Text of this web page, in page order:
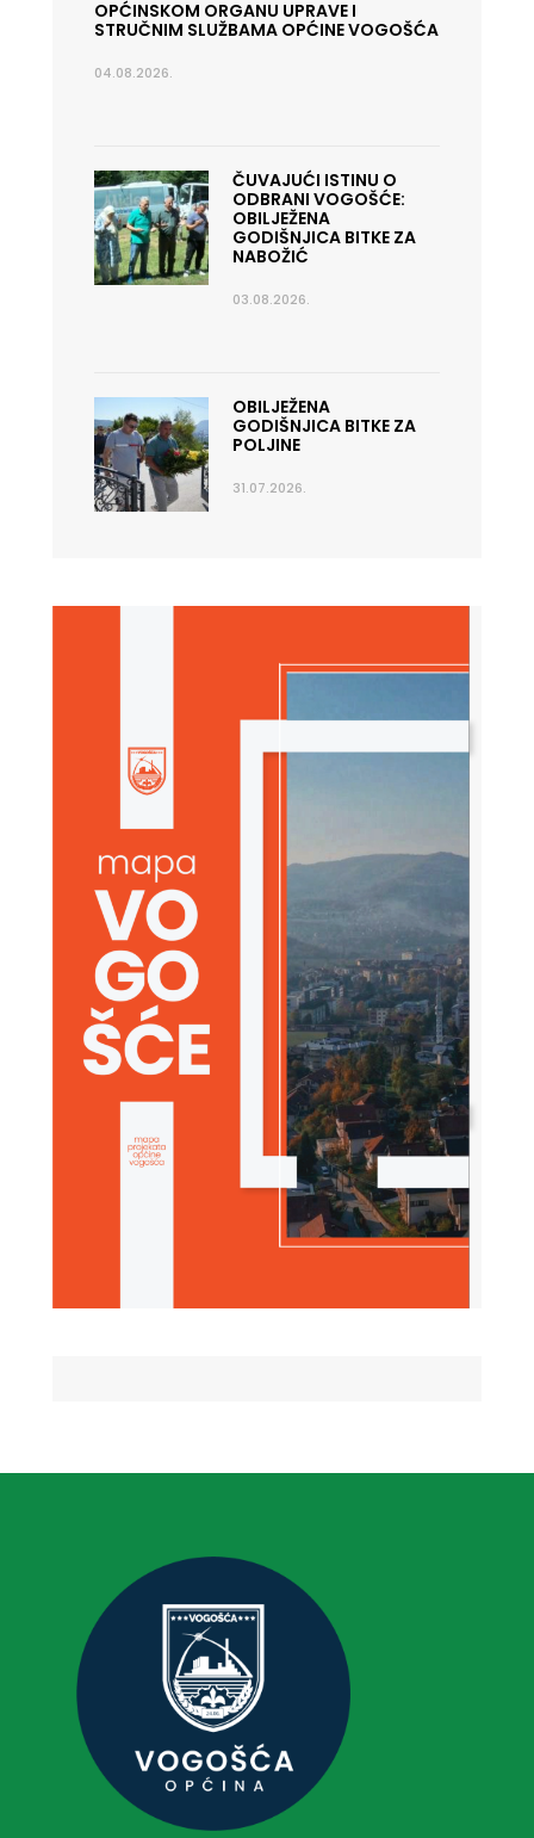
OPĆINSKOM ORGANU UPRAVE I
STRUČNIM SLUŽBAMA OPĆINE VOGOŠĆA
04.08.2026.
ČUVAJUĆI ISTINU O
ODBRANI VOGOŠĆE:
OBILJEŽENA
GODIŠNJICA BITKE ZA
NABOŽIĆ
03.08.2026.
OBILJEŽENA
GODIŠNJICA BITKE ZA
POLJINE
31.07.2026.